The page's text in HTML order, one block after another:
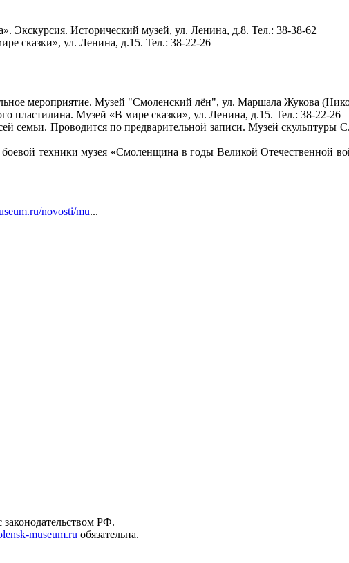
Экскурсия. Исторический музей, ул. Ленина, д.8. Тел.: 38-38-62
сказки», ул. Ленина, д.15. Тел.: 38-22-26
мероприятие. Музей "Смоленский лён", ул. Маршала Жукова
пластилина. Музей «В мире сказки», ул. Ленина, д.15. Тел.: 38-22-26
семьи. Проводится по предварительной записи. Музей скульптуры
техники музея «Смоленщина в годы Великой Отечественной
novosti/mu...
законодательством РФ.
museum.ru обязательна.